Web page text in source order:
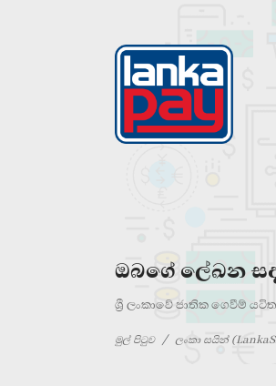
ඔබගේ ලේඛන
ශ්‍රී ලංකාවේ ජාතික ගෙවීම්
මුල් පිටුව ලංකා සයින්